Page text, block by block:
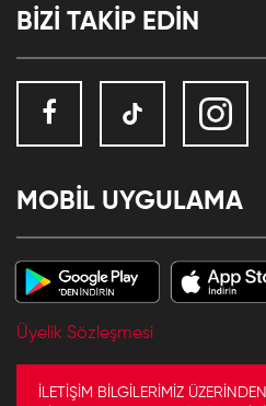
BİZİ TAKİP EDİN
MOBİL UYGULAMA
Üyelik Sözleşmesi
İLETİŞİM BİLGİLERİMİZ ÜZERİNDEN